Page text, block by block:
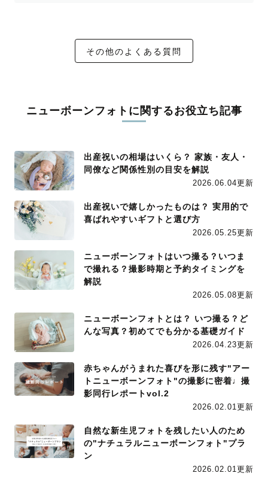
その他のよくある質問
ニューボーンフォトに関するお役立ち記事
出産祝いの相場はいくら？ 家族・友人・
同僚など関係性別の目安を解説
2026.06.04更新
出産祝いで嬉しかったものは？ 実用的で
喜ばれやすいギフトと選び方
2026.05.25更新
ニューボーンフォトはいつ撮る？いつま
で撮れる？撮影時期と予約タイミングを
解説
2026.05.08更新
ニューボーンフォトとは？ いつ撮る？ど
んな写真？初めてでも分かる基礎ガイド
2026.04.23更新
赤ちゃんがうまれた喜びを形に残す"アー
トニューボーンフォト"の撮影に密着♩撮
影同行レポートvol.2
2026.02.01更新
自然な新生児フォトを残したい人のため
の"ナチュラルニューボーンフォト"プラ
ン
2026.02.01更新